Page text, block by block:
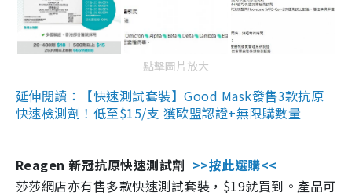
點擊圖片放大
延伸閱讀：【快速測試套裝】Good Mask發售3款抗原
快速檢測劑！低至$15/支 獲歐盟認證+無限購數量
Reagen 新冠抗原快速測試劑 >>按此選購<<
莎莎網店亦有售多款快速測試套裝，$19就買到。產品可